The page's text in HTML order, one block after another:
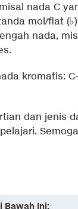
nada C
mol/flat
nada,
kromatis:
dan jenis
Bawah Ini: